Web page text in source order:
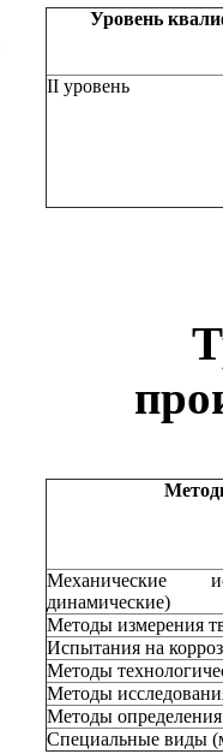
Уровень
II уровень
Механические
динамические)
Методы измерения
Испытания на
Методы
Методы
Методы
Специальные виды